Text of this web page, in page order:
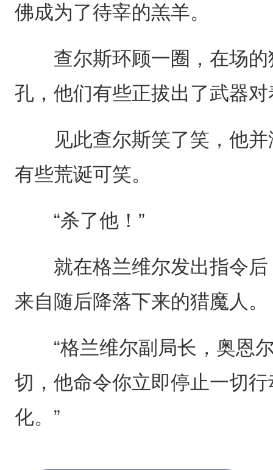
佛成为了待宰的羔羊。
查尔斯环顾一圈，在场的
孔，他们有些正拔出了武器
见此查尔斯笑了笑，他并
有些荒诞可笑。
“杀了他！”
就在格兰维尔发出指令后
来自随后降落下来的猎魔人。
“格兰维尔副局长，奥恩尔
切，他命令你立即停止一切
化。”